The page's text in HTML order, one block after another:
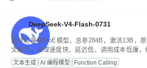
DeepSeek-V4-Flash-0731
高效轻量化MoE模型，总参284B，激活13B，
文能力。推理速度快、延迟低、调用成本低廉
高并发、轻量化任务，适合日常对话、内容创作
文本生成 AI 编程模型 Function Calling